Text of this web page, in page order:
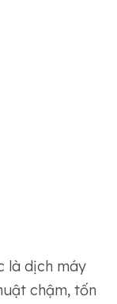
là dịch máy
chậm, tốn